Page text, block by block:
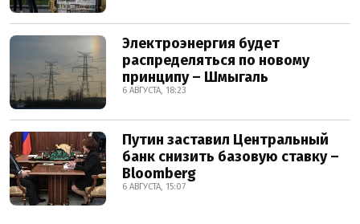
Электроэнергия будет
распределяться по новому
принципу – Шмыгаль
6 АВГУСТА, 18:23
Путин заставил Центральный
банк снизить базовую ставку –
Bloomberg
6 АВГУСТА, 15:07